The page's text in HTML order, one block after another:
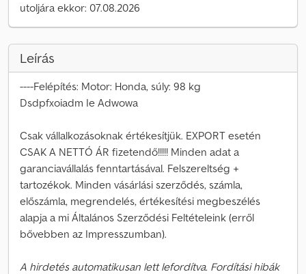
utoljára ekkor: 07.08.2026
Leírás
----Felépítés: Motor: Honda, súly: 98 kg
Dsdpfxoiadm Ie Adwowa
Csak vállalkozásoknak értékesítjük. EXPORT esetén
CSAK A NETTÓ ÁR fizetendő!!!!! Minden adat a
garanciavállalás fenntartásával. Felszereltség +
tartozékok. Minden vásárlási szerződés, számla,
előszámla, megrendelés, értékesítési megbeszélés
alapja a mi Általános Szerződési Feltételeink (erről
bővebben az Impresszumban).
A hirdetés automatikusan lett lefordítva. Fordítási hibák